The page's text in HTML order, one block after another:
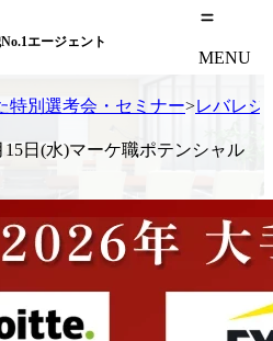
エージェント
MENU
特別選考会・セミナー>レバレジ
日(水)マーケ職ポテンシャル